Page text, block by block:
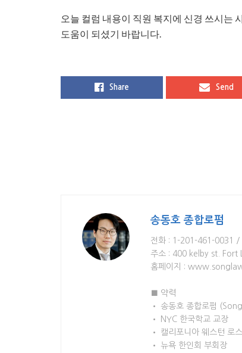
오늘 컬럼 내용이 직원 복지에 신경 쓰시는
도움이 되셨기 바랍니다.
Share Send
송동호 종합로펌
전화 : 1-201-461-0031
주소 : 400 kelby st. Fort
홈페이지 :
■ 약력
• 송동호 종합로펌
• NYC 한국학교 교장
• 캘리포니아 웨스턴 로
• 뉴욕 한인회 부회장